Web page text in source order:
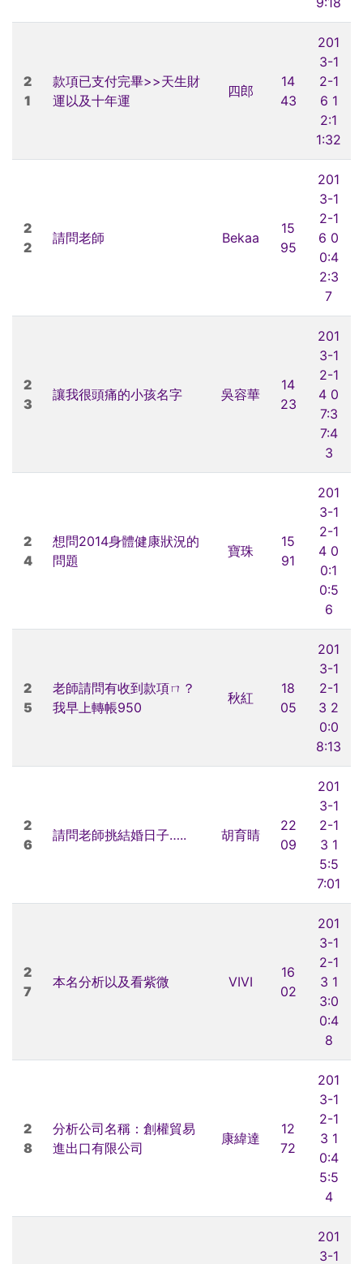
2
1
款項已支付完畢>>天生財
運以及十年運
四郎
14
43
201
3-1
2-1
6 1
2:1
1:32
2
2
請問老師 Bekaa
15
95
201
3-1
2-1
6 0
0:4
2:3
7
2
3
讓我很頭痛的小孩名字 吳容華
14
23
201
3-1
2-1
4 0
7:3
7:4
3
2
4
想問2014身體健康狀況的
問題
寶珠
15
91
201
3-1
2-1
4 0
0:1
0:5
6
2
5
老師請問有收到款項ㄇ？
我早上轉帳950
秋紅
18
05
201
3-1
2-1
3 2
0:0
8:13
2
6
請問老師挑結婚日子….. 胡育睛
22
09
201
3-1
2-1
3 1
5:5
7:01
2
7
本名分析以及看紫微 VIVI
16
02
201
3-1
2-1
3 1
3:0
0:4
8
2
8
分析公司名稱：創權貿易
進出口有限公司
康緯達
12
72
201
3-1
2-1
3 1
0:4
5:5
4
201
3-1